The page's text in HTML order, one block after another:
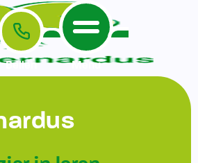
Bellen Menu